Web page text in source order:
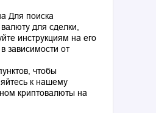
Для поиска
для сделки,
инструкциям на его
зависимости от
чтобы
к нашему
криптовалюты на